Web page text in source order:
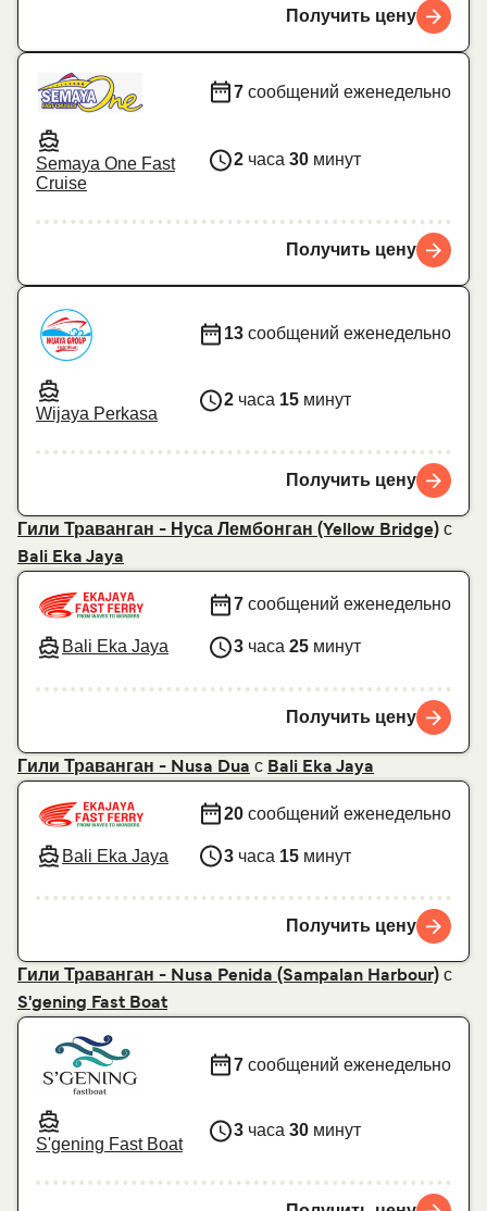
Получить цену
Semaya One Fast
Cruise
7 сообщений еженедельно
2 часа 30 минут
Получить цену
Wijaya Perkasa
13 сообщений еженедельно
2 часа 15 минут
Получить цену
Гили Траванган - Нуса Лембонган (Yellow Bridge) с
Bali Eka Jaya
Bali Eka Jaya
7 сообщений еженедельно
3 часа 25 минут
Получить цену
Гили Траванган - Nusa Dua с Bali Eka Jaya
Bali Eka Jaya
20 сообщений еженедельно
3 часа 15 минут
Получить цену
Гили Траванган - Nusa Penida (Sampalan Harbour) с
S'gening Fast Boat
S'gening Fast Boat
7 сообщений еженедельно
3 часа 30 минут